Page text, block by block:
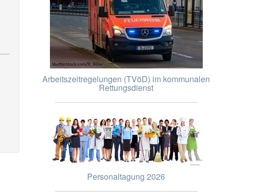
Arbeitszeitregelungen (TVöD) im kommunalen
Rettungsdienst
Personaltagung 2026